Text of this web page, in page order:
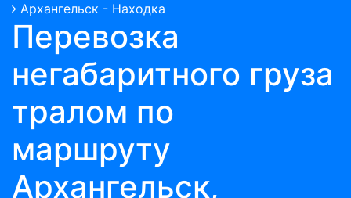
Архангельск - Находка
Перевозка
негабаритного груза
тралом по
маршруту
Архангельск,